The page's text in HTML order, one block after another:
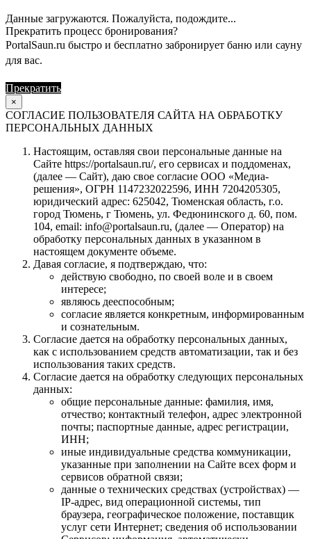
Данные загружаются. Пожалуйста, подождите...
Прекратить процесс бронирования?
PortalSaun.ru быстро и бесплатно забронирует баню или сауну
для вас.
Прекратить
×
СОГЛАСИЕ ПОЛЬЗОВАТЕЛЯ САЙТА НА ОБРАБОТКУ
ПЕРСОНАЛЬНЫХ ДАННЫХ
Настоящим, оставляя свои персональные данные на
Сайте https://portalsaun.ru/, его сервисах и поддоменах,
(далее — Сайт), даю свое согласие ООО «Медиа-
решения», ОГРН 1147232022596, ИНН 7204205305,
юридический адрес: 625042, Тюменская область, г.о.
город Тюмень, г Тюмень, ул. Федюнинского д. 60, пом.
104, email: info@portalsaun.ru, (далее — Оператор) на
обработку персональных данных в указанном в
настоящем документе объеме.
Давая согласие, я подтверждаю, что:
действую свободно, по своей воле и в своем
интересе;
являюсь дееспособным;
согласие является конкретным, информированным
и сознательным.
Согласие дается на обработку персональных данных,
как с использованием средств автоматизации, так и без
использования таких средств.
Согласие дается на обработку следующих персональных
данных:
общие персональные данные: фамилия, имя,
отчество; контактный телефон, адрес электронной
почты; паспортные данные, адрес регистрации,
ИНН;
иные индивидуальные средства коммуникации,
указанные при заполнении на Сайте всех форм и
сервисов обратной связи;
данные о технических средствах (устройствах) —
IP-адрес, вид операционной системы, тип
браузера, географическое положение, поставщик
услуг сети Интернет; сведения об использовании